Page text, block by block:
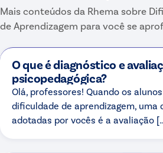
Mais conteúdos da Rhema sobre
de Aprendizagem para você se
O que é diagnóstico e
psicopedagógica?
Olá, professores! Quando os
dificuldade de aprendizagem, uma
adotadas por vocês é a avaliação